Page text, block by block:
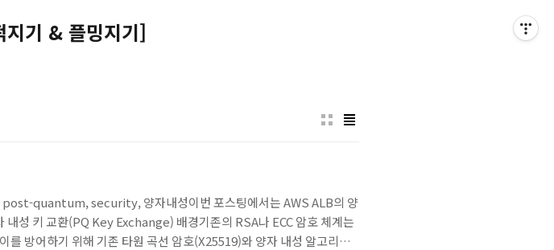
기 & 플밍지기]
quantum, security, 양자내성이번 포스팅에서는 AWS ALB의 양
성 키 교환(PQ Key Exchange) 배경기존의 RSA나 ECC 암호 체계는
방어하기 위해 기존 타원 곡선 암호(X25519)와 양자 내성 알고리즘